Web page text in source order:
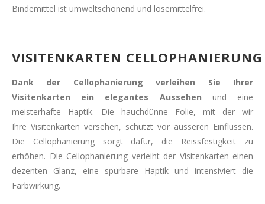
Bindemittel ist umweltschonend und lösemittelfrei.
VISITENKARTEN CELLOPHANIERUNG
Dank der Cellophanierung verleihen Sie Ihrer
Visitenkarten ein elegantes Aussehen und eine
meisterhafte Haptik. Die hauchdünne Folie, mit der wir
Ihre Visitenkarten versehen, schützt vor äusseren Einflüssen.
Die Cellophanierung sorgt dafür, die Reissfestigkeit zu
erhöhen. Die Cellophanierung verleiht der Visitenkarten einen
dezenten Glanz, eine spürbare Haptik und intensiviert die
Farbwirkung.